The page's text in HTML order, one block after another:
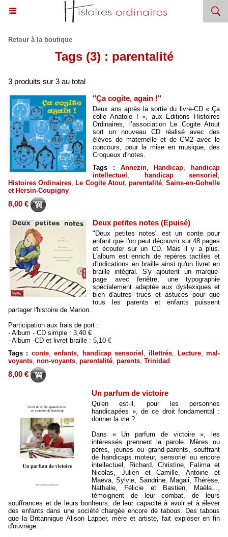
Retour à la boutique
Tags (3) : parentalité
3 produits sur 3 au total
"Ça cogite, again !"
Deux ans après la sortie du livre-CD « Ça
colle Anatole ! », aux Editions Histoires
Ordinaires, l’association Le Cogite Atout
sort un nouveau CD réalisé avec des
élèves de maternelle et de CM2 avec le
concours, pour la mise en musique, des
Croqueux d'notes.
Tags : Annezin, Handicap,
handicap
intellectuel , handicap sensoriel ,
Histoires Ordinaires, Le Cogite Atout, parentalité, Sains-en-Gohelle
et Hersin-Coupigny
8,00 €
Deux petites notes (Epuisé)
"Deux petites notes" est un conte pour
enfant que l'on peut découvrir sur 48 pages
et écouter sur un CD. Mais il y a plus.
L'album est enrichi de repères tactiles et
d'indications en braille ainsi qu'un livret en
braille intégral. S'y ajoutent un marque-
page avec fenêtre, une typographie
spécialement adaptée aux dyslexiques et
bien d'autres trucs et astuces pour que
tous les parents et enfants puissent
partager l'histoire de Marion.
Participation aux frais de port :
- Album - CD simple : 3,40 €
- Album -CD et livret braille : 5,10 €
Tags : conte, enfants, handicap sensoriel , illettrés, Lecture, mal-
voyants, non-voyants, parentalité, parents, Trinidad
8,00 €
Un parfum de victoire
Qu'en est-il, pour les personnes
handicapées », de ce droit fondamental :
donner la vie ?
Dans « Un parfum de victoire », les
intéressés prennent la parole. Mères ou
pères, jeunes ou grand-parents, souffrant
de handicaps moteur, sensoriel ou encore
intellectuel, Richard, Christine, Fatima et
Nicolas, Julien et Camille, Antoine et
Maëva, Sylvie, Sandrine, Magali, Thérèse,
Nathalie, Félicie et Bastien, Maëla...,
témoignent de leur combat, de leurs
souffrances et de leurs bonheurs, de leur capacité à avoir et à élever
des enfants dans une société chargée encore de tabous. Des tabous
que la Britannique Alison Lapper, mère et artiste, fait exploser en fin
d'ouvrage...